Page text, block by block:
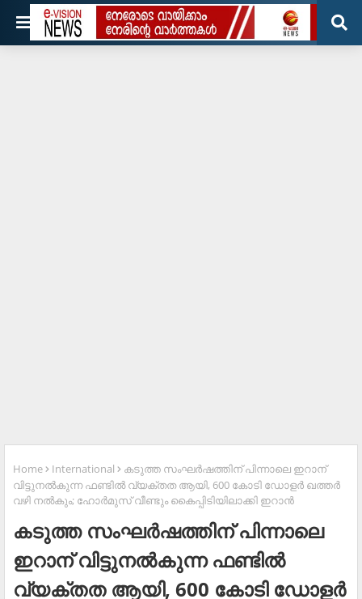
Home International
കടുത്ത സംഘർഷത്തിന് പിന്നാലെ ഇറാന്
വിട്ടുനൽകുന്ന ഫണ്ടിൽ വ്യക്തത ആയി, 600 കോടി ഡോളർ ഖത്തർ
വഴി നൽകും; ഹോർമുസ് വീണ്ടും കൈപ്പിടിയിലാക്കി ഇറാൻ
കടുത്ത സംഘർഷത്തിന് പിന്നാലെ
ഇറാന് വിട്ടുനൽകുന്ന ഫണ്ടിൽ
വ്യക്തത ആയി, 600 കോടി ഡോളർ